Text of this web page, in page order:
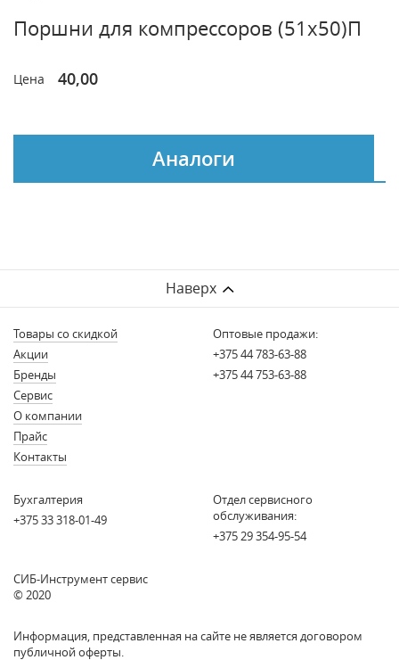
Поршни для компрессоров (51х50)П
Цена 40,00
Аналоги
Наверх
Товары со скидкой
Акции
Бренды
Сервис
О компании
Прайс
Контакты
Оптовые продажи:
+375 44 783-63-88
+375 44 753-63-88
Бухгалтерия
+375 33 318-01-49
Отдел сервисного
обслуживания:
+375 29 354-95-54
СИБ-Инструмент сервис
© 2020
Информация, представленная на сайте не является договором
публичной оферты.